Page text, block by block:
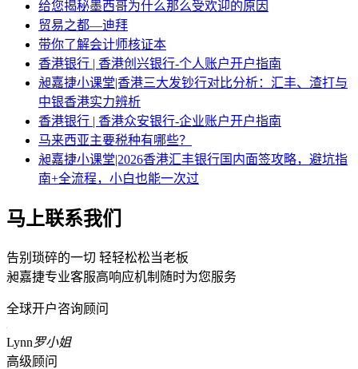
给您揭秘墨西哥为什么那么受欢迎的原因
贸易之都—迪拜
带你了解会计师核证本
香港银行 | 香港创兴银行-个人账户开户指南
昶嘉捷小课堂|香港三大发钞行对比分析：汇丰、渣打与
中银香港实力辨析
香港银行 | 香港众安银行-企业账户开户指南
马来西亚主要税种有哪些？
昶嘉捷小课堂|2026香港汇丰银行国内面签攻略，避坑指
南+全流程，小白也能一次过
马上联系我们
告别琐碎的一切 轻轻松松当老板
昶嘉捷专业客服高响应机制随时为您服务
全球开户咨询顾问
Lynn罗小姐
高级顾问